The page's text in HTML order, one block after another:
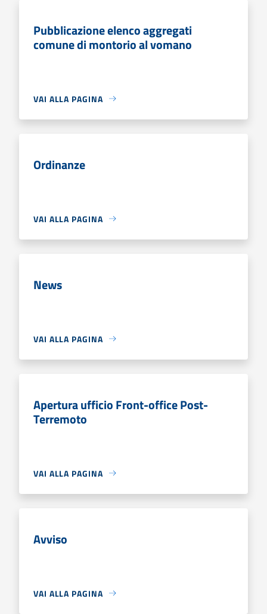
Pubblicazione elenco aggregati
comune di montorio al vomano
VAI ALLA PAGINA
Ordinanze
VAI ALLA PAGINA
News
VAI ALLA PAGINA
Apertura ufficio Front-office Post-
Terremoto
VAI ALLA PAGINA
Avviso
VAI ALLA PAGINA